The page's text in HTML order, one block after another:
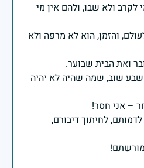
לקרב ולא שבו, ולהם אין מי
והזמן, הוא לא מרפה ולא
שוב, שמה שהיה לא יהיה
לחיתוך דיבורם,